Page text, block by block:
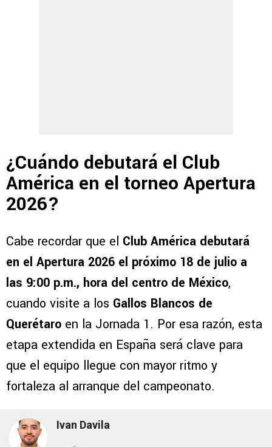
¿Cuándo debutará el Club
América en el torneo Apertura
2026?
Cabe recordar que el Club América debutará
en el Apertura 2026 el próximo 18 de julio a
las 9:00 p.m., hora del centro de México,
cuando visite a los Gallos Blancos de
Querétaro en la Jornada 1. Por esa razón, esta
etapa extendida en España será clave para
que el equipo llegue con mayor ritmo y
fortaleza al arranque del campeonato.
Ivan Davila